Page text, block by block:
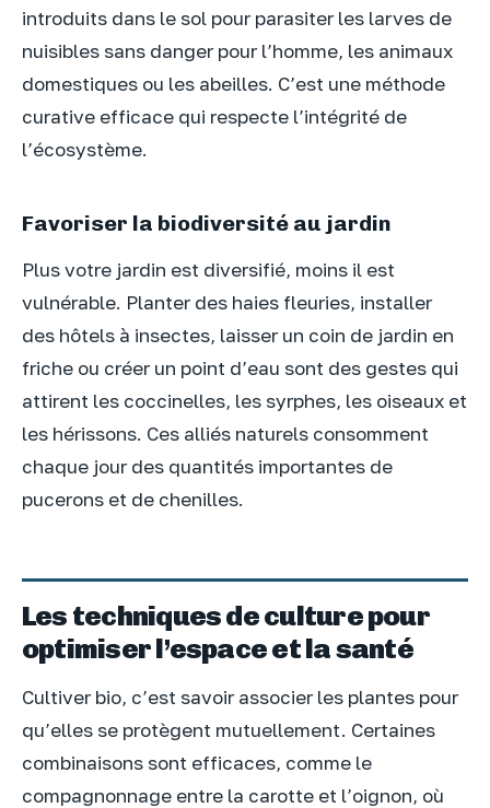
introduits dans le sol pour parasiter les larves de
nuisibles sans danger pour l’homme, les animaux
domestiques ou les abeilles. C’est une méthode
curative efficace qui respecte l’intégrité de
l’écosystème.
Favoriser la biodiversité au jardin
Plus votre jardin est diversifié, moins il est
vulnérable. Planter des haies fleuries, installer
des hôtels à insectes, laisser un coin de jardin en
friche ou créer un point d’eau sont des gestes qui
attirent les coccinelles, les syrphes, les oiseaux et
les hérissons. Ces alliés naturels consomment
chaque jour des quantités importantes de
pucerons et de chenilles.
Les techniques de culture pour
optimiser l’espace et la santé
Cultiver bio, c’est savoir associer les plantes pour
qu’elles se protègent mutuellement. Certaines
combinaisons sont efficaces, comme le
compagnonnage entre la carotte et l’oignon, où